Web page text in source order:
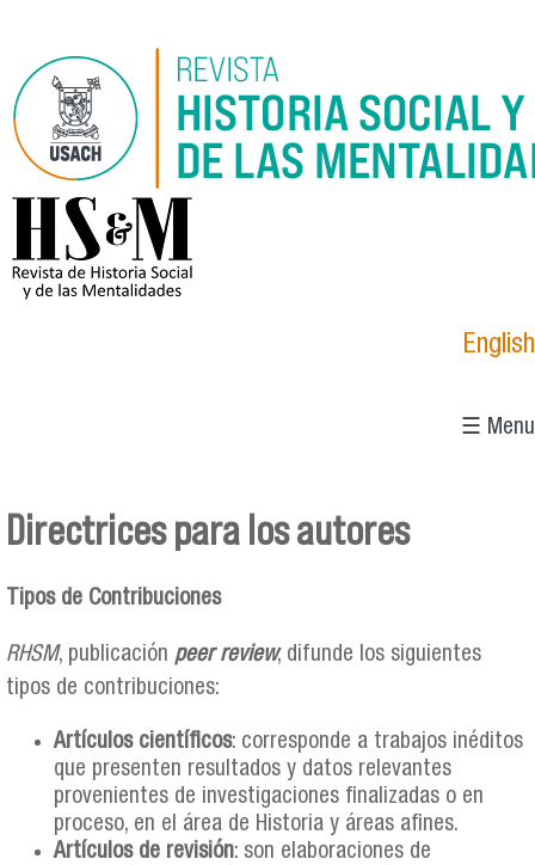
logo_hsm_2021.png
English
☰ Menu
Se encuentra usted aquí
Directrices para los autores
Tipos de Contribuciones
RHSM, publicación peer review, difunde los siguientes
tipos de contribuciones:
Artículos científicos: corresponde a trabajos inéditos
que presenten resultados y datos relevantes
provenientes de investigaciones finalizadas o en
proceso, en el área de Historia y áreas afines.
Artículos de revisión: son elaboraciones de